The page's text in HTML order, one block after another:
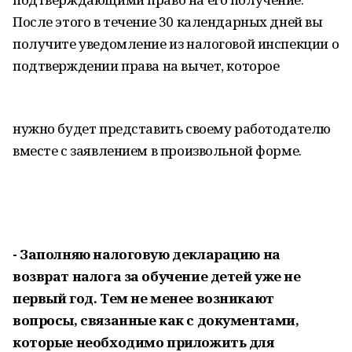
После этого в течение 30 календарных дней вы
получите уведомление из налоговой инспекции о
подтверждении права на вычет, которое
нужно будет представить своему работодателю
вместе с заявлением в произвольной форме.
- Заполняю налоговую декларацию на
возврат налога за обучение детей уже не
первый год. Тем не менее возникают
вопросы, связанные как с документами,
которые необходимо приложить для